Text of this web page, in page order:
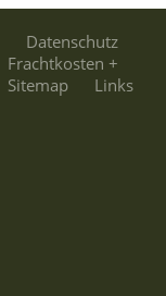
Datenschutz
Frachtkosten +
Sitemap Links